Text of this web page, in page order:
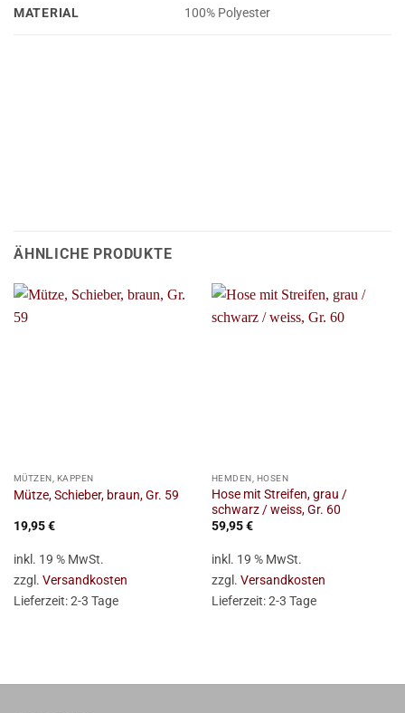
MATERIAL 100% Polyester
ÄHNLICHE PRODUKTE
MÜTZEN, KAPPEN
Mütze, Schieber, braun, Gr. 59
19,95€
inkl. 19 % MwSt.
zzgl. Versandkosten
Lieferzeit:2-3 Tage
HEMDEN, HOSEN
Hose mit Streifen, grau /
schwarz / weiss, Gr. 60
59,95€
inkl. 19 % MwSt.
zzgl. Versandkosten
Lieferzeit:2-3 Tage